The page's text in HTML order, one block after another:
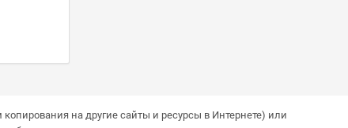
на другие сайты и ресурсы в Интернете) или